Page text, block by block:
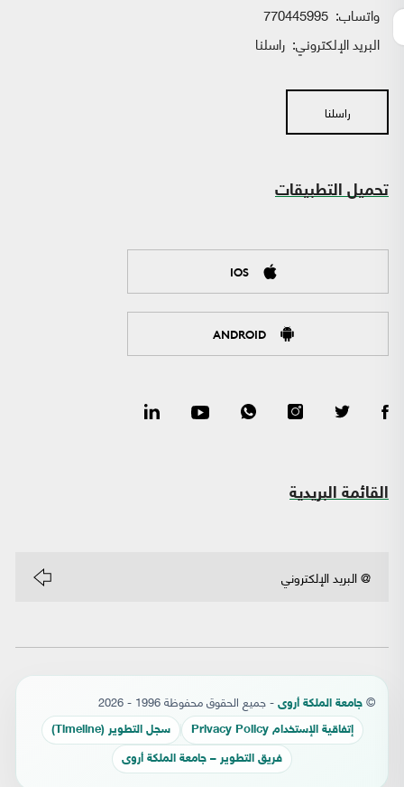
واتساب:
البريد الإلكتروني: راسلنا
راسلنا
تحميل التطبيقات
IOS
ANDROID
القائمة البريدية
© جامعة الملكة أروى - جميع الحقوق محفوظة 1996 - 2026
إتفاقية الإستخدام Privacy Policy سجل التطوير (Timeline)
فريق التطوير – جامعة الملكة أروى